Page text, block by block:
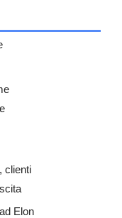
clienti
Elon